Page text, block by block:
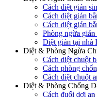
Cách diệt gián
Cách diệt gián
Cách diệt gián
Phòng ngừa gián
Diệt gián tại nhà
Diệt & Phòng Ngừa
Cách diệt chuột
Cách phòng
Cách diệt chuột
Diệt & Phòng Chống
Cách đuổi dơi